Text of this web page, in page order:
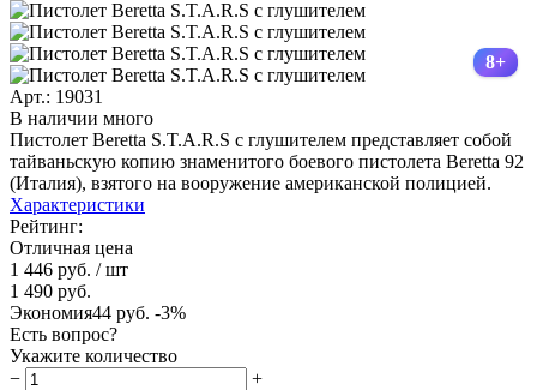
8+
Арт.: 19031
В наличии много
Пистолет Beretta S.T.A.R.S с глушителем представляет собой
тайваньскую копию знаменитого боевого пистолета Beretta 92
(Италия), взятого на вооружение американской полицией.
Характеристики
Рейтинг:
Отличная цена
1 446 руб. / шт
1 490 руб.
Экономия44 руб. -3%
Есть вопрос?
Укажите количество
−
+